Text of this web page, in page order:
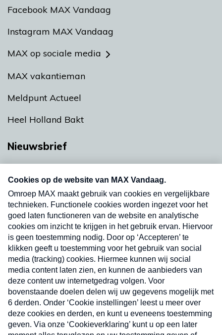
Facebook MAX Vandaag
Instagram MAX Vandaag
MAX op sociale media
MAX vakantieman
Meldpunt Actueel
Heel Holland Bakt
Nieuwsbrief
nieuwsbrief. Elke vrijdag- en dinsdagochtend in
uw mailbox.
Verzend
Nieuwsbrief
Neem hier een gratis abonnement op onze